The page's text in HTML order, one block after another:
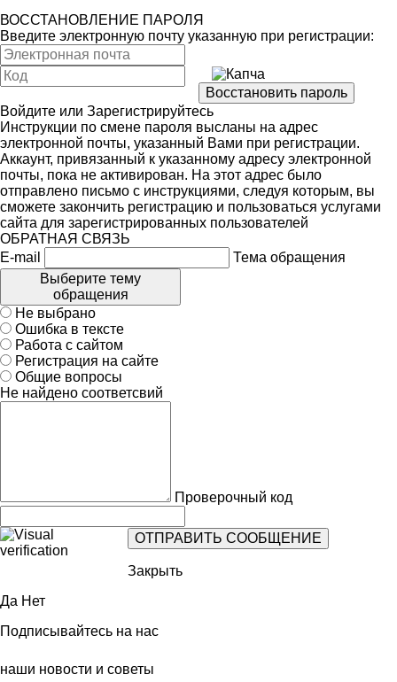
ВОССТАНОВЛЕНИЕ ПАРОЛЯ
Введите электронную почту указанную при регистрации:
Войдите или Зарегистрируйтесь
Инструкции по смене пароля высланы на адрес
электронной почты, указанный Вами при регистрации.
Аккаунт, привязанный к указанному адресу электронной
почты, пока не активирован. На этот адрес было
отправлено письмо с инструкциями, следуя которым, вы
сможете закончить регистрацию и пользоваться услугами
сайта для зарегистрированных пользователей
ОБРАТНАЯ СВЯЗЬ
E-mail
Тема обращения
Выберите тему
обращения
Не выбрано
Ошибка в тексте
Работа с сайтом
Регистрация на сайте
Общие вопросы
Не найдено соответсвий
Проверочный код
Закрыть
Да Нет
Подписывайтесь на нас
наши новости и советы